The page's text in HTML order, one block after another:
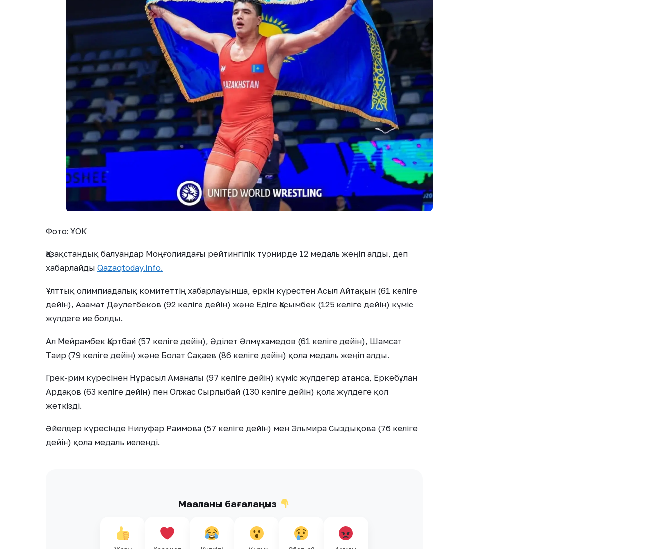
Фото: ҰОК
Қазақстандық балуандар Моңғолиядағы рейтингілік турнирде 12 медаль жеңіп алды, деп
хабарлайды Qazaqtoday.info.
Ұлттық олимпиадалық комитеттің хабарлауынша, еркін күрестен Асыл Айтақын (61 келіге
дейін), Азамат Дәулетбеков (92 келіге дейін) және Едіге Қасымбек (125 келіге дейін) күміс
жүлдеге ие болды.
Ал Мейрамбек Қартбай (57 келіге дейін), Әділет Әлмұхамедов (61 келіге дейін), Шамсат
Таир (79 келіге дейін) және Болат Сақаев (86 келіге дейін) қола медаль жеңіп алды.
Грек-рим күресінен Нұрасыл Аманалы (97 келіге дейін) күміс жүлдегер атанса, Еркебұлан
Ардақов (63 келіге дейін) пен Олжас Сырлыбай (130 келіге дейін) қола жүлдеге қол
жеткізді.
Әйелдер күресінде Нилуфар Раимова (57 келіге дейін) мен Эльмира Сыздықова (76 келіге
дейін) қола медаль иеленді.
Мақаланы бағалаңыз